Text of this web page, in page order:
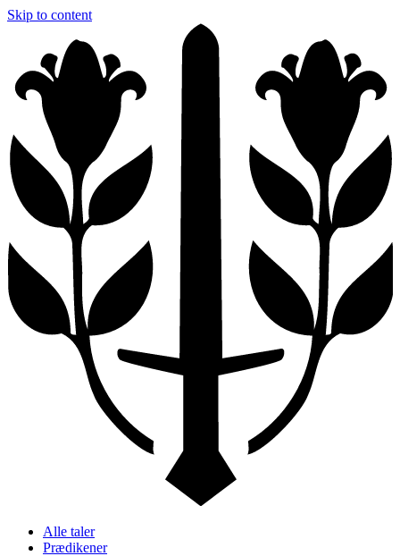
Skip to content
Alle taler
Prædikener